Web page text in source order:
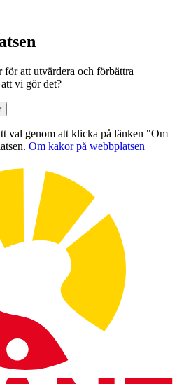
att utvärdera och förbättra
vi gör det?
val genom att klicka på länken "Om
Om kakor på webbplatsen